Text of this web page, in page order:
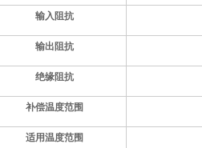
输入阻抗
输出阻抗
绝缘阻抗
补偿温度范围
适用温度范围